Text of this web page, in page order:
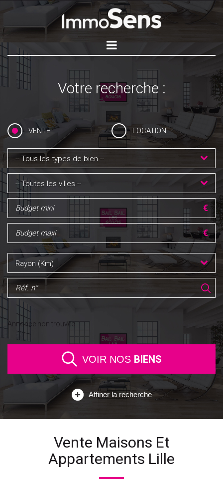
Votre recherche :
VENTE LOCATION
-- Tous les types de bien --
-- Toutes les villes --
Rayon (Km)
Annonce non trouvée
Affiner la recherche
VOIR NOS BIENS
Vente Maisons Et
Appartements Lille